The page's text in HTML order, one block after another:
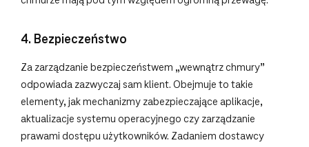
4. Bezpieczeństwo
Za zarządzanie bezpieczeństwem „wewnątrz chmury”
odpowiada zazwyczaj sam klient. Obejmuje to takie
elementy, jak mechanizmy zabezpieczające aplikacje,
aktualizacje systemu operacyjnego czy zarządzanie
prawami dostępu użytkowników. Zadaniem dostawcy